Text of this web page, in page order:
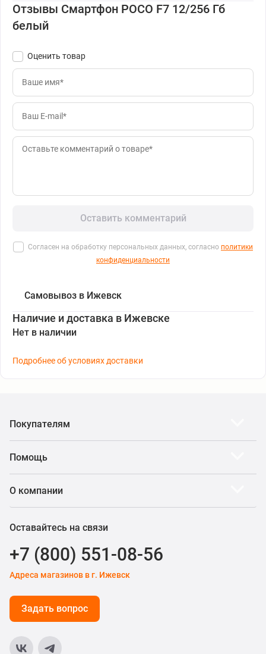
Отзывы Смартфон POCO F7 12/256 Гб
белый
Оценить товар
Оставить комментарий
Согласен на обработку персональных данных, согласно политики
конфиденциальности
Самовывоз в Ижевск
Наличие и доставка в Ижевске
Нет в наличии
Подробнее об условиях доставки
Покупателям
Помощь
О компании
Оставайтесь на связи
+7 (800) 551-08-56
Адреса магазинов в г. Ижевск
Задать вопрос